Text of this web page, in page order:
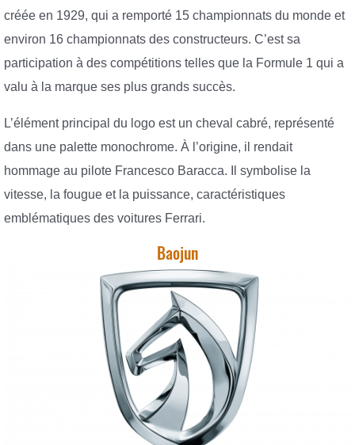
créée en 1929, qui a remporté 15 championnats du monde et
environ 16 championnats des constructeurs. C’est sa
participation à des compétitions telles que la Formule 1 qui a
valu à la marque ses plus grands succès.
L’élément principal du logo est un cheval cabré, représenté
dans une palette monochrome. À l’origine, il rendait
hommage au pilote Francesco Baracca. Il symbolise la
vitesse, la fougue et la puissance, caractéristiques
emblématiques des voitures Ferrari.
Baojun